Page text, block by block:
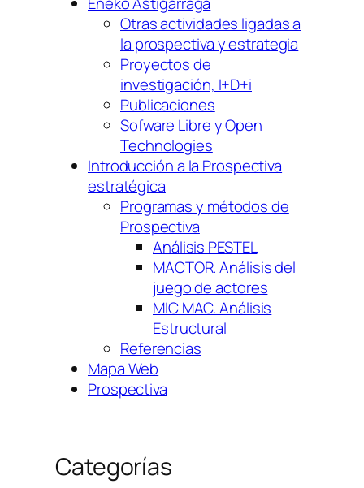
Otras actividades ligadas a
la prospectiva y estrategia
Proyectos de
investigación, I+D+i
Publicaciones
Sofware Libre y Open
Technologies
Introducción a la Prospectiva
estratégica
Programas y métodos de
Prospectiva
Análisis PESTEL
MACTOR. Análisis del
juego de actores
MIC MAC. Análisis
Estructural
Referencias
Mapa Web
Prospectiva
Categorías